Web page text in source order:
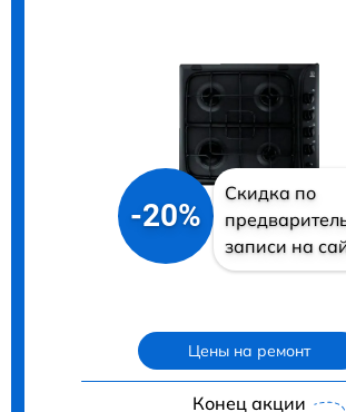
-20%
Скидка по
записи на
Цены на ремонт
Конец акции